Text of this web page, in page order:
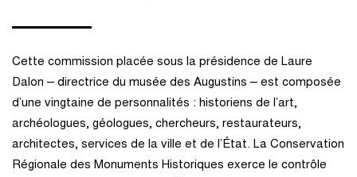
Cette commission placée sous la présidence de Laure
Dalon – directrice du musée des Augustins – est composée
d’une vingtaine de personnalités : historiens de l’art,
archéologues, géologues, chercheurs, restaurateurs,
architectes, services de la ville et de l’État. La Conservation
Régionale des Monuments Historiques exerce le contrôle